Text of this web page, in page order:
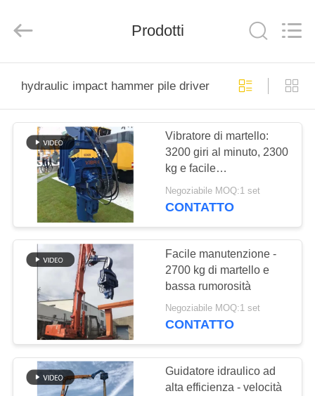
PRODOTTI
MANIFESTAZIONE
CIRCA
GIRO
DELLA
FABBRICA
Ltd..
Prodotti
hydraulic impact hammer pile driver
Vibratore di martello:
3200 giri al minuto, 2300
kg e facile
manutenzione
Negoziabile MOQ:1 set
CONTATTO
Facile manutenzione -
2700 kg di martello e
bassa rumorosità
Negoziabile MOQ:1 set
CONTATTO
Guidatore idraulico ad
alta efficienza - velocità